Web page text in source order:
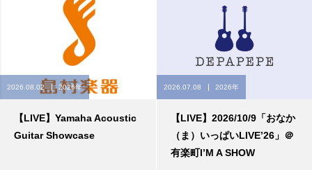
2026.08.02 2026年
【LIVE】Yamaha Acoustic
Guitar Showcase
2026.07.08 2026年
【LIVE】2026/10/9「おなか
（ま）いっぱいLIVE’26」＠
有楽町I’M A SHOW